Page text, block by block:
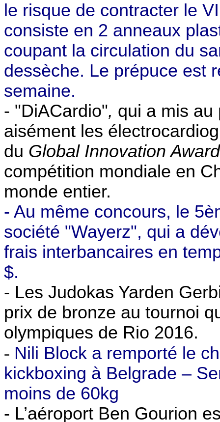
le risque de contracter le
consiste en 2 anneaux
coupant la circulation du
dessèche. Le prépuce est
semaine.
- "DiACardio", qui a mis au
aisément les
du Global Innovation
compétition mondiale en
monde entier.
- Au même concours, le
société "Wayerz", qui a
frais interbancaires en
$.
- Les Judokas Yarden
prix de bronze au tournoi
olympiques de Rio 2016.
- Nili Block a remporté le
kickboxing à Belgrade –
moins de 60kg
- L’aéroport Ben Gourion